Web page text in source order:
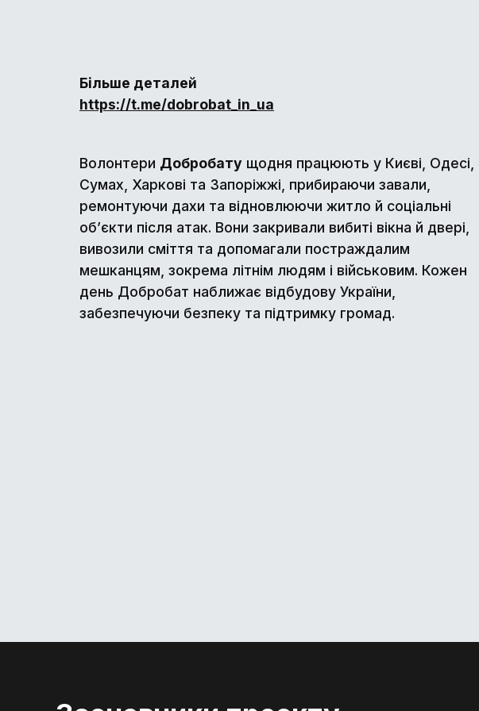
Більше деталей
https://t.me/dobrobat_in_ua
Волонтери Добробату щодня працюють у Києві, Одесі,
Сумах, Харкові та Запоріжжі, прибираючи завали,
ремонтуючи дахи та відновлюючи житло й соціальні
об’єкти після атак. Вони закривали вибиті вікна й двері,
вивозили сміття та допомагали постраждалим
мешканцям, зокрема літнім людям і військовим. Кожен
день Добробат наближає відбудову України,
забезпечуючи безпеку та підтримку громад.